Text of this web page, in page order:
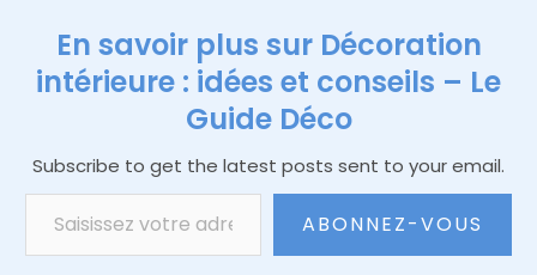
En savoir plus sur Décoration
intérieure : idées et conseils – Le
Guide Déco
Subscribe to get the latest posts sent to your email.
Saisissez votre adresse e-mail…
ABONNEZ-VOUS